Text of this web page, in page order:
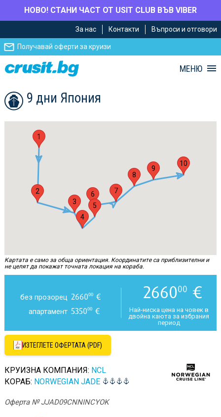
НОВО! СТАНИ ЧАСТ ОТ USIT CLUB ВЪВ VIBER
главното
съдържание
Навигацията
За нас Контакти Въпроси и отговори
Получавай оферти за круизи
МЕНЮ
9 дни Япония
1
2
3
4
5
6 7
8
9
10
Картата е само за обща ориентация. Координатите са приблизителни и
не целят да покажат точната локация на кораба.
без прозорец 266000€
апартамент 535000€
266000 €
Най-ниска цена на човек в
двойна каюта за избрания
период
ИЗТЕГЛЕТЕ ОФЕРТАТА (PDF)
КРУИЗНА КОМПАНИЯ: NCL
КОРАБ: NORWEGIAN JADE
Оферта № JJAD09CNNINCYOK